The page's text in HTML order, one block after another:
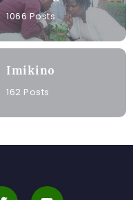
1066 Posts
Imikino
162 Posts